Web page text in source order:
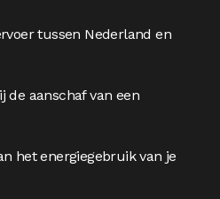
tussen Nederland en
de aanschaf van een
het energiegebruik van je